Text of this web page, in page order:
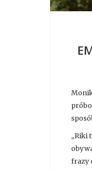
„Riki
frazy